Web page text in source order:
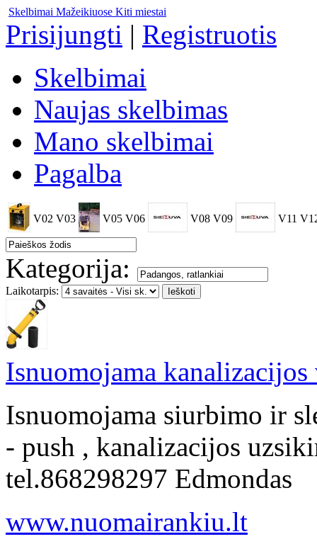
Skelbimai Mažeikiuose Kiti miestai
Prisijungti | Registruotis
Skelbimai
Naujas skelbimas
Mano skelbimai
Pagalba
V02 V03 V05 V06 V08 V09 V11
Kategorija:
Laikotarpis:
Isnuomojama
Isnuomojama siurbimo ir
- push , kanalizacijos
tel.868298297 Edmondas
www.nuomairankiu.lt